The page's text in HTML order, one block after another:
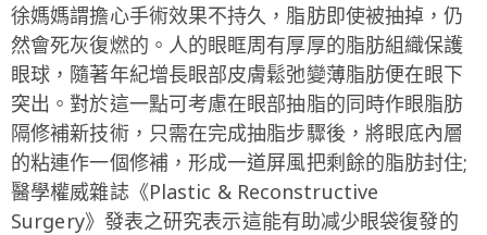
徐媽媽謂擔心手術效果不持久，脂肪即使被抽掉，仍
然會死灰復燃的。人的眼眶周有厚厚的脂肪組織保護
眼球，隨著年紀增長眼部皮膚鬆弛變薄脂肪便在眼下
突出。對於這一點可考慮在眼部抽脂的同時作眼脂肪
隔修補新技術，只需在完成抽脂步驟後，將眼底內層
的粘連作一個修補，形成一道屏風把剩餘的脂肪封住;
醫學權威雜誌《Plastic & Reconstructive
Surgery》發表之研究表示這能有助减少眼袋復發的